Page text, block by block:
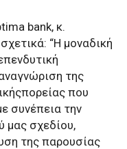
bank, κ.
“Η μοναδική
της
ςπορείας που
συνέπεια την
μας σχεδίου,
της παρουσίας